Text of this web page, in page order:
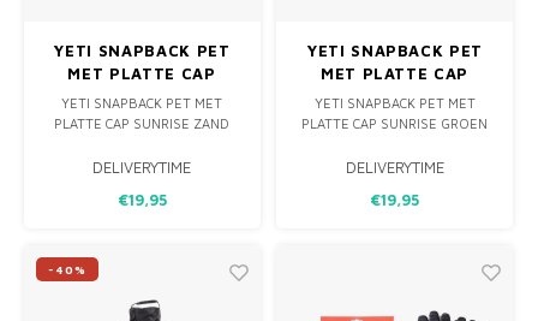
YETI SNAPBACK PET
MET PLATTE CAP
SUNRISE ZAND
YETI SNAPBACK PET MET
PLATTE CAP SUNRISE ZAND
DELIVERYTIME
€19,95
YETI SNAPBACK PET
MET PLATTE CAP
SUNRISE GROEN
YETI SNAPBACK PET MET
PLATTE CAP SUNRISE GROEN
DELIVERYTIME
€19,95
-40%